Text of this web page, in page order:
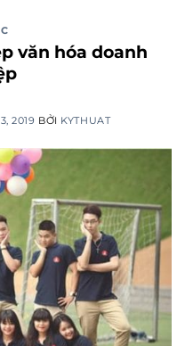
văn hóa doanh
2019 BỞI KYTHUAT